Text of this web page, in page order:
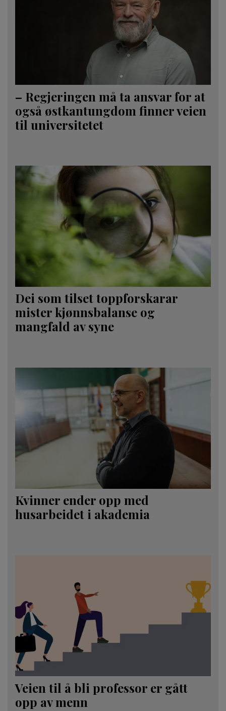
– Regjeringen må ta ansvar for at
også østkantungdom finner veien
til universitetet
Dei som tilset toppforskarar
mister kjønnsbalanse og
mangfald av syne
Kvinner ender opp med
husarbeidet i akademia
Veien til å bli professor er gått
opp av menn